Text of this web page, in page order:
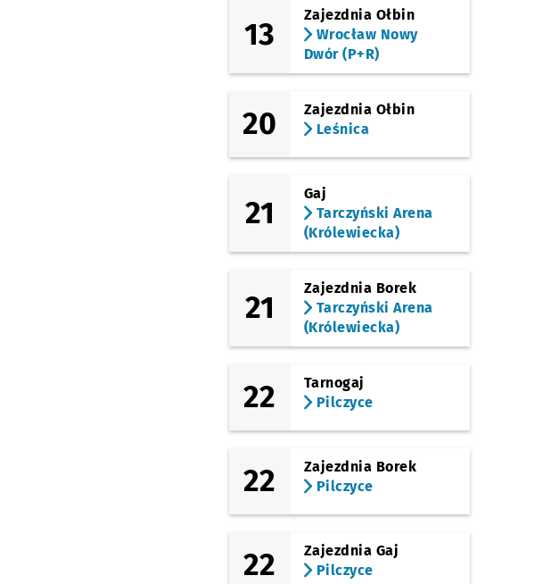
13
Zajezdnia Ołbin
Wrocław Nowy
Dwór (P+R)
20
Zajezdnia Ołbin
Leśnica
21
Gaj
Tarczyński Arena
(Królewiecka)
21
Zajezdnia Borek
Tarczyński Arena
(Królewiecka)
22
Tarnogaj
Pilczyce
22
Zajezdnia Borek
Pilczyce
22
Zajezdnia Gaj
Pilczyce